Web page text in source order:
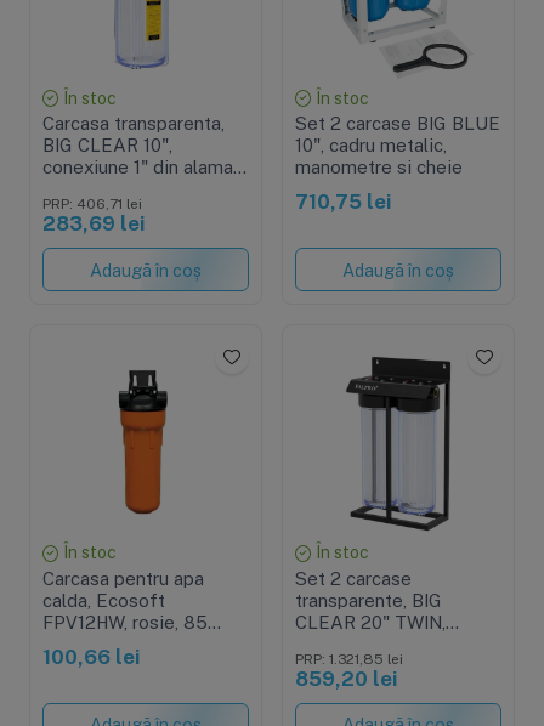
În stoc
Carcasa transparenta,
BIG CLEAR 10",
conexiune 1" din alama,
presiune si suport
metalic
PRP: 406,71 lei
283,69 lei
Adaugă în coș
În stoc
Set 2 carcase BIG BLUE
10", cadru metalic,
manometre si cheie
710,75 lei
Adaugă în coș
În stoc
Carcasa pentru apa
calda, Ecosoft
FPV12HW, rosie, 85
100,66 lei
În stoc
Set 2 carcase
transparente, BIG
CLEAR 20" TWIN,
cheie, supapa presiune
si cadru metalic
PRP: 1.321,85 lei
859,20 lei